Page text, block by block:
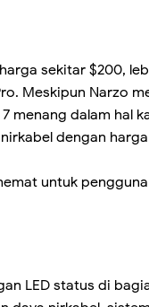
sekitar $200,
Meskipun Narzo
menang dalam hal
dengan
untuk
LED status di